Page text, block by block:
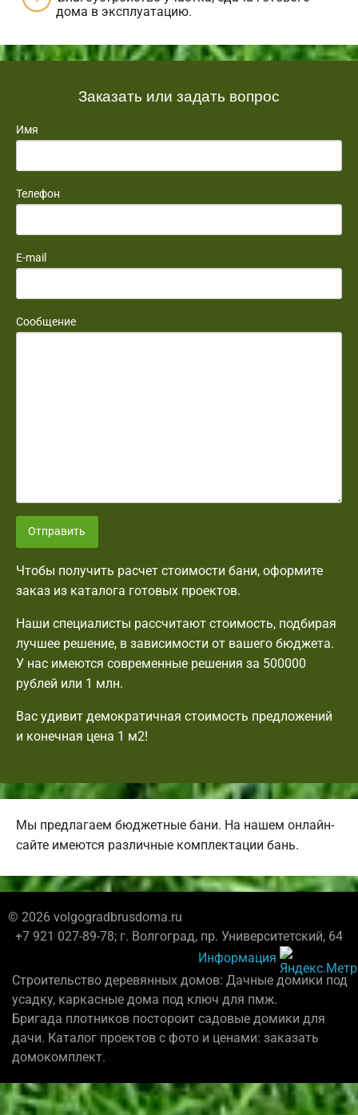
дома в эксплуатацию.
Заказать или задать вопрос
Имя
Телефон
E-mail
Сообщение
Отправить
Чтобы получить расчет стоимости бани, оформите
заказ из каталога готовых проектов.
Наши специалисты рассчитают стоимость, подбирая
лучшее решение, в зависимости от вашего бюджета.
У нас имеются современные решения за 500000
рублей или 1 млн.
Вас удивит демократичная стоимость предложений
и конечная цена 1 м2!
Мы предлагаем бюджетные бани. На нашем онлайн-
сайте имеются различные комплектации бань.
© 2026 volgogradbrusdoma.ru
+7 921 027-89-78; г. Волгоград, пр. Университетский, 64
Информация
Строительство деревянных домов: Дачные домики под
усадку, каркасные дома под ключ для пмж.
Бригада плотников постороит садовые домики для
дачи. Каталог проектов с фото и ценами: заказать
домокомплект.